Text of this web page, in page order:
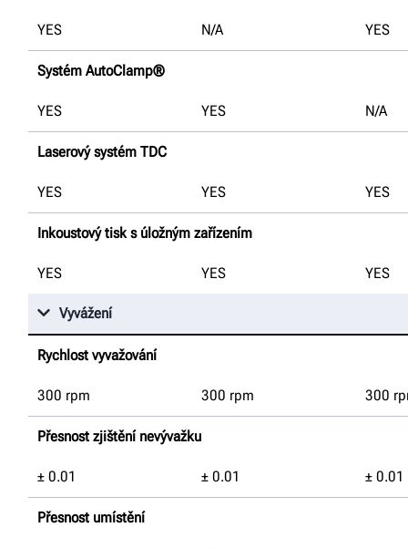
YES N/A YES
Systém AutoClamp®
YES YES N/A
Laserový systém TDC
YES YES YES
Inkoustový tisk s úložným zařízením
YES YES YES
Vyvážení
Rychlost vyvažování
300 rpm 300 rpm 300
Přesnost zjištění nevývažku
± 0.01 ± 0.01 ± 0.01
Přesnost umístění